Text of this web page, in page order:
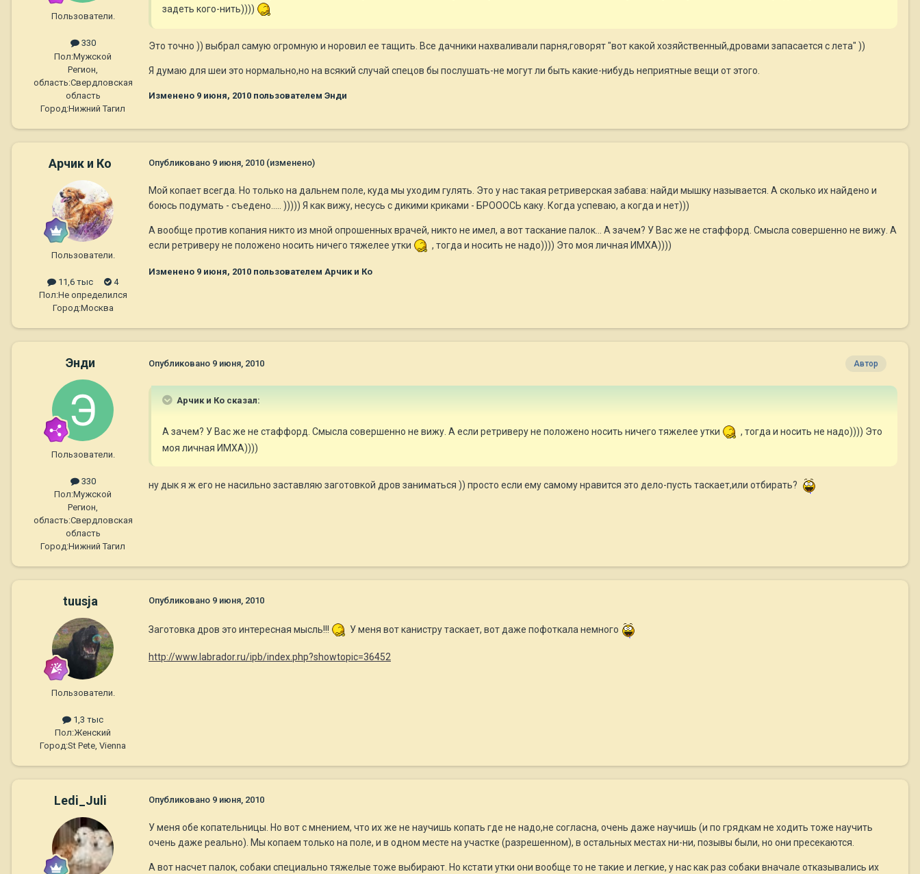
Пользователи.
330
Пол:Мужской
Регион,
область:Свердловская
область
Город:Нижний Тагил
задеть кого-нить))))
Это точно )) выбрал самую огромную и норовил ее тащить. Все дачники нахваливали парня,говорят "вот какой хозяйственный,дровами запасается с лета" ))
Я думаю для шеи это нормально,но на всякий случай спецов бы послушать-не могут ли быть какие-нибудь неприятные вещи от этого.
Изменено 9 июня, 2010 пользователем Энди
Арчик и Ко
Пользователи.
11,6 тыс
4
Пол:Не определился
Город:Москва
Опубликовано 9 июня, 2010 (изменено)
Мой копает всегда. Но только на дальнем поле, куда мы уходим гулять. Это у нас такая ретриверская забава: найди мышку называется. А сколько их найдено и
боюсь подумать - съедено..... ))))) Я как вижу, несусь с дикими криками - БРОООСЬ каку. Когда успеваю, а когда и нет)))
А вообще против копания никто из мной опрошенных врачей, никто не имел, а вот таскание палок... А зачем? У Вас же не стаффорд. Смысла совершенно не вижу. А
если ретриверу не положено носить ничего тяжелее утки
, тогда и носить не надо)))) Это моя личная ИМХА))))
Изменено 9 июня, 2010 пользователем Арчик и Ко
Энди
Пользователи.
330
Пол:Мужской
Регион,
область:Свердловская
область
Город:Нижний Тагил
Автор
Опубликовано 9 июня, 2010
Арчик и Ко сказал:
А зачем? У Вас же не стаффорд. Смысла совершенно не вижу. А если ретриверу не положено носить ничего тяжелее утки
, тогда и носить не надо)))) Это
моя личная ИМХА))))
ну дык я ж его не насильно заставляю заготовкой дров заниматься )) просто если ему самому нравится это дело-пусть таскает,или отбирать?
tuusja
Пользователи.
1,3 тыс
Пол:Женский
Город:St Pete, Vienna
Опубликовано 9 июня, 2010
Заготовка дров это интересная мысль!!! У меня вот канистру таскает, вот даже пофоткала немного
http://www.labrador.ru/ipb/index.php?showtopic=36452
Ledi_Juli Опубликовано 9 июня, 2010
У меня обе копательницы. Но вот с мнением, что их же не научишь копать где не надо,не согласна, очень даже научишь (и по грядкам не ходить тоже научить
очень даже реально). Мы копаем только на поле, и в одном месте на участке (разрешенном), в остальных местах ни-ни, позывы были, но они пресекаются.
А вот насчет палок, собаки специально тяжелые тоже выбирают. Но кстати утки они вообще то не такие и легкие, у нас как раз собаки вначале отказывались их